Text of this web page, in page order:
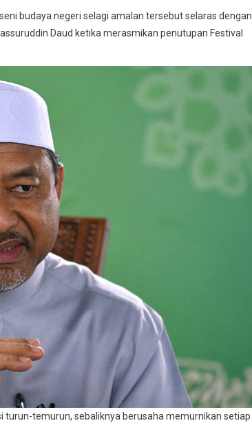
budaya negeri selagi amalan tersebut selaras dengan
Daud ketika merasmikan penutupan Festival
turun-temurun, sebaliknya berusaha memurnikan setiap